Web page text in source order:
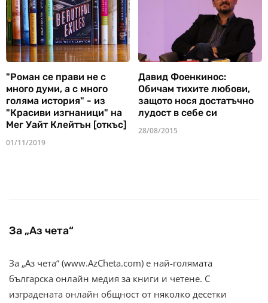
"Роман се прави не с
много думи, а с много
голяма история" - из
"Красиви изгнаници" на
Мег Уайт Клейтън [откъс]
01/11/2019
Давид Фоенкинос:
Обичам тихите любови,
защото нося достатъчно
лудост в себе си
28/08/2015
За „Аз чета“
За „Аз чета“ (www.AzCheta.com) е най-голямата
българска онлайн медия за книги и четене. С
изградената онлайн общност от няколко десетки